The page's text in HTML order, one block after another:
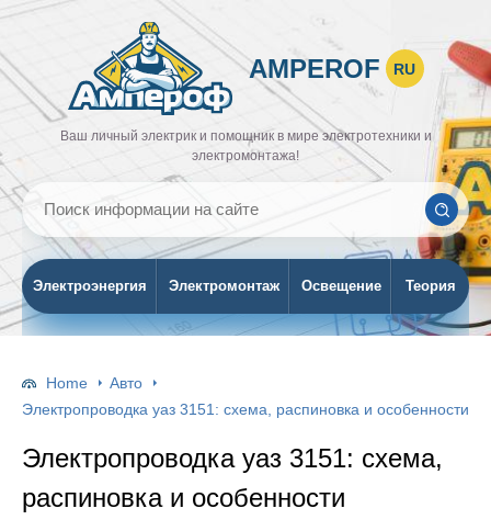
AMPEROF RU
Ваш личный электрик и помощник в мире электротехники и
электромонтажа!
Электроэнергия Электромонтаж Освещение Теория
Home
Авто
Электропроводка уаз 3151: схема, распиновка и особенности
Электропроводка уаз 3151: схема,
распиновка и особенности